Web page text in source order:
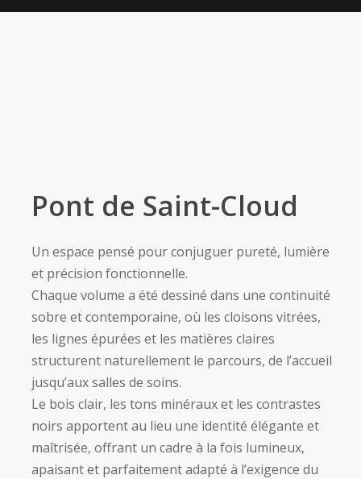
Pont de Saint-Cloud
Un espace pensé pour conjuguer pureté, lumière
et précision fonctionnelle.
Chaque volume a été dessiné dans une continuité
sobre et contemporaine, où les cloisons vitrées,
les lignes épurées et les matières claires
structurent naturellement le parcours, de l’accueil
jusqu’aux salles de soins.
Le bois clair, les tons minéraux et les contrastes
noirs apportent au lieu une identité élégante et
maîtrisée, offrant un cadre à la fois lumineux,
apaisant et parfaitement adapté à l’exigence du